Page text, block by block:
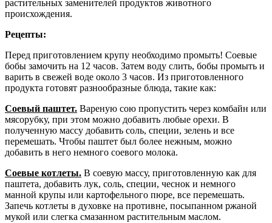
растительных заменителей продуктов животного
происхождения.
Рецепты:
Перед приготовлением крупу необходимо промыть! Соевые
бобы замочить на 12 часов. Затем воду слить, бобы промыть и
варить в свежей воде около 3 часов. Из приготовленного
продукта готовят разнообразные блюда, такие как:
Соевый паштет. Вареную сою пропустить через комбайн или
мясорубку, при этом можно добавить любые орехи. В
полученную массу добавить соль, специи, зелень и все
перемешать. Чтобы паштет был более нежным, можно
добавить в него немного соевого молока.
Соевые котлеты. В соевую массу, приготовленную как для
паштета, добавить лук, соль, специи, чеснок и немного
манной крупы или картофельного пюре, все перемешать.
Запечь котлеты в духовке на противне, посыпанном ржаной
мукой или слегка смазанном растительным маслом.